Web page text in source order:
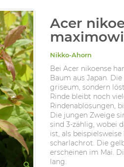
Acer
Nikko-Ahorn
Bei Acer nikoense
Baum aus Japan.
griseum, sondern
Rinde bleibt noch
Rindenablösungen,
Die jungen Zweige
sind 3-zählig, wobei
ist, als
scharlachrot. Die
erscheinen im Mai.
lang.